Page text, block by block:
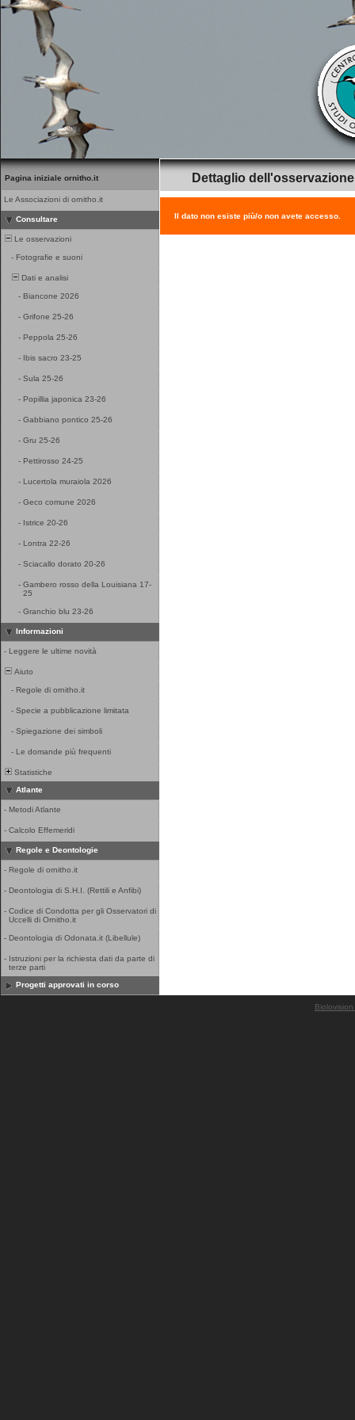
Pagina iniziale ornitho.it
Le Associazioni di ornitho.it
Consultare
Le osservazioni
- Fotografie e suoni
Dati e analisi
- Biancone 2026
- Grifone 25-26
- Peppola 25-26
- Ibis sacro 23-25
- Sula 25-26
- Popillia japonica 23-26
- Gabbiano pontico 25-26
- Gru 25-26
- Pettirosso 24-25
- Lucertola muraiola 2026
- Geco comune 2026
- Istrice 20-26
- Lontra 22-26
- Sciacallo dorato 20-26
- Gambero rosso della Louisiana 17-
25
- Granchio blu 23-26
Informazioni
- Leggere le ultime novità
Aiuto
- Regole di ornitho.it
- Specie a pubblicazione limitata
- Spiegazione dei simboli
- Le domande più frequenti
Statistiche
Atlante
- Metodi Atlante
- Calcolo Effemeridi
Regole e Deontologie
- Regole di ornitho.it
- Deontologia di S.H.I. (Rettili e Anfibi)
- Codice di Condotta per gli Osservatori di
Uccelli di Ornitho.it
- Deontologia di Odonata.it (Libellule)
- Istruzioni per la richiesta dati da parte di
terze parti
Progetti approvati in corso
Dettaglio dell'osservazione
Il dato non esiste più/o non avete accesso.
Biolovision